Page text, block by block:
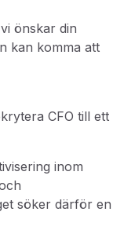
önskar din
kan komma att
CFO till ett
inom
söker därför en